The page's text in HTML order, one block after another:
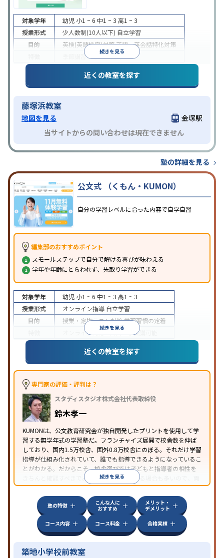
続きを見る
対象学年 幼児 小1 ~ 6 中1 ~ 3 高1 ~ 3
授業形式
少人数制(10人以下) 自立学習
目的
英検(英語検定)対策英語・英会話特化対策
季節講習のみの受講可
近くの教室を探す
藤塚浜教室
地図を見る
金塚駅
当サイトからの問い合わせは現在できません
塾の詳細を見る
公文式 （くもん・KUMON）
自分の学習レベルに合った内容で自学自習
編集部のおすすめポイント
スモールステップで自分で解ける喜びが味わえる
学年や年齢にとらわれず、先取り学習ができる
続きを見る
対象学年 幼児 小1 ~ 6 中1 ~ 3 高1 ~ 3
授業形式
オンライン指導 自立学習
目的
授業・定期テスト対策学習習慣の定着
オンライン対応1科目から受講可能
近くの教室を探す
専門家の評価・評判は？
スタディスタジオ株式会社代表取締役
鈴木孝一
KUMONは、公文教育研究会が独自開発したプリントを使用して学
習する無学年式の学習塾だ。フランチャイズ展開で校舎数を伸ば
しており、国内1.5万校舎、国外0.8万校舎にのぼる。それだけ学習
指導が仕組み化されていて、誰でも指導できるようになっているこ
とがわかる。だからこそ、校舎選びでは子どもと指導者の相性を
きちんと確認すべきである。近所に2校舎ある場合も多いので、両
方見学してみることをオススメする。
続きを見る
塾の特徴
こんな人に
おすすめ
メリット・
デメリット
コース内容
コース料金 合格実績
築地小学校前教室